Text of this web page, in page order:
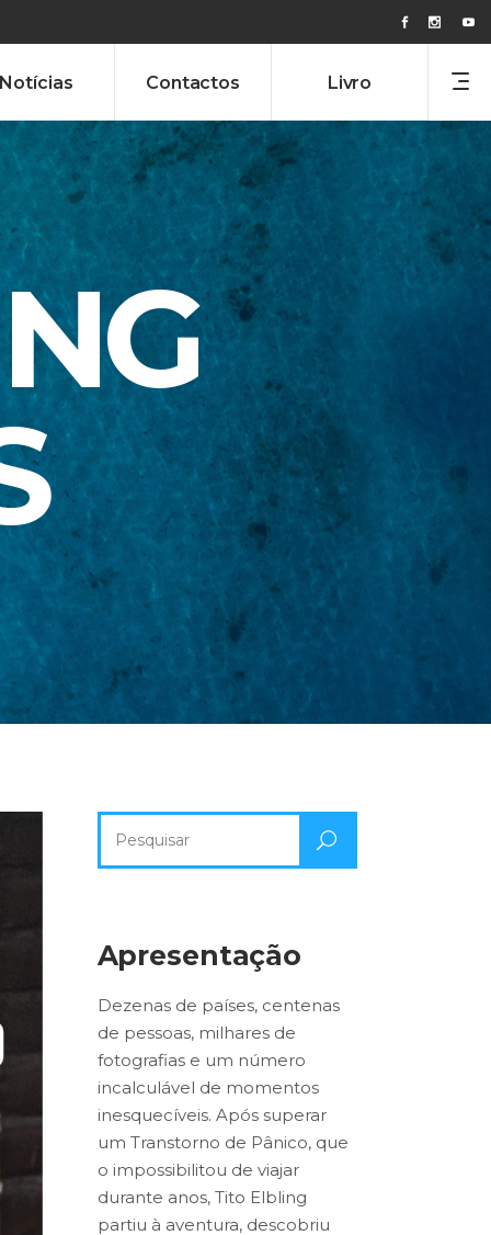
Notícias Contactos Livro
por:
Apresentação
Dezenas de países, centenas
de pessoas, milhares de
fotografias e um número
incalculável de momentos
inesquecíveis. Após superar
um Transtorno de Pânico, que
o impossibilitou de viajar
durante anos, Tito Elbling
partiu à aventura, descobriu